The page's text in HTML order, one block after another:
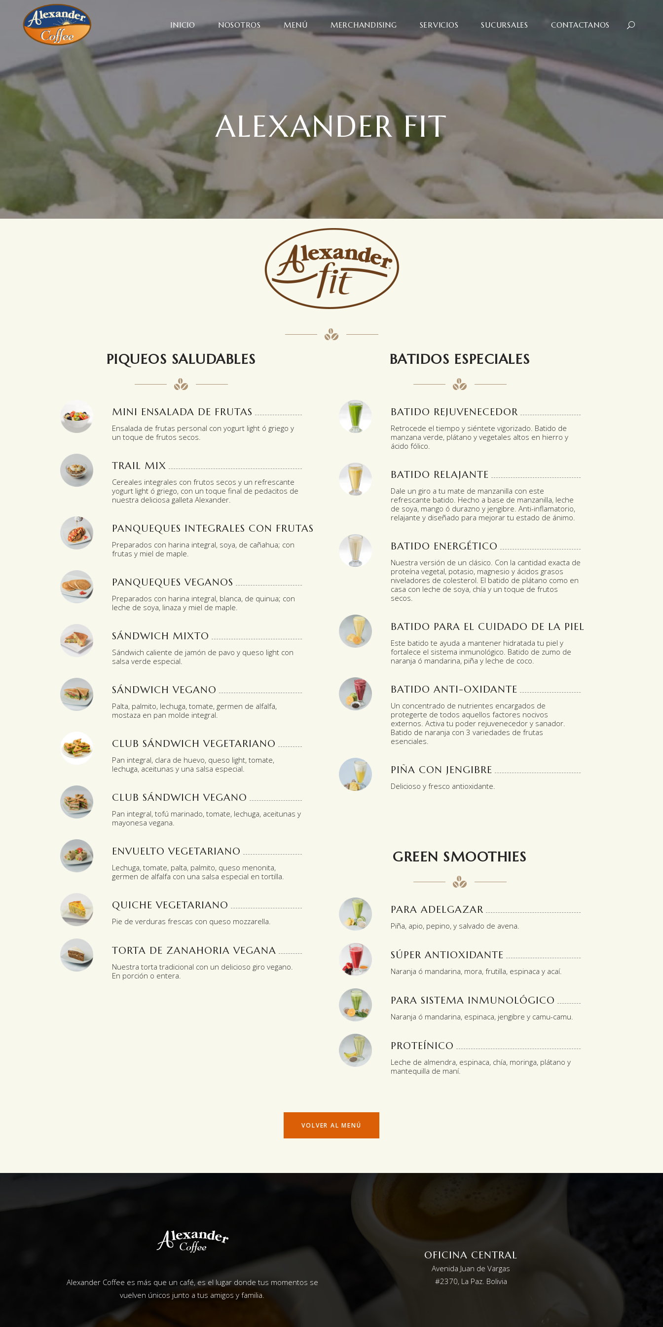
INICIO NOSOTROS MENÚ MERCHANDISING SERVICIOS SUCURSALES CONTACTANOS
ALEXANDER FIT
PIQUEOS SALUDABLES
MINI ENSALADA DE FRUTAS
Ensalada de frutas personal con yogurt light ó griego y
un toque de frutos secos.
TRAIL MIX
Cereales integrales con frutos secos y un refrescante
yogurt light ó griego, con un toque final de pedacitos de
nuestra deliciosa galleta Alexander.
PANQUEQUES INTEGRALES CON FRUTAS
Preparados con harina integral, soya, de cañahua; con
frutas y miel de maple.
PANQUEQUES VEGANOS
Preparados con harina integral, blanca, de quinua; con
leche de soya, linaza y miel de maple.
SÁNDWICH MIXTO
Sándwich caliente de jamón de pavo y queso light con
salsa verde especial.
SÁNDWICH VEGANO
Palta, palmito, lechuga, tomate, germen de alfalfa,
mostaza en pan molde integral.
CLUB SÁNDWICH VEGETARIANO
Pan integral, clara de huevo, queso light, tomate,
lechuga, aceitunas y una salsa especial.
CLUB SÁNDWICH VEGANO
Pan integral, tofú marinado, tomate, lechuga, aceitunas y
mayonesa vegana.
ENVUELTO VEGETARIANO
Lechuga, tomate, palta, palmito, queso menonita,
germen de alfalfa con una salsa especial en tortilla.
QUICHE VEGETARIANO
Pie de verduras frescas con queso mozzarella.
TORTA DE ZANAHORIA VEGANA
Nuestra torta tradicional con un delicioso giro vegano.
En porción o entera.
BATIDOS ESPECIALES
BATIDO REJUVENECEDOR
Retrocede el tiempo y siéntete vigorizado. Batido de
manzana verde, plátano y vegetales altos en hierro y
ácido fólico.
BATIDO RELAJANTE
Dale un giro a tu mate de manzanilla con este
refrescante batido. Hecho a base de manzanilla, leche
de soya, mango ó durazno y jengibre. Anti-inflamatorio,
relajante y diseñado para mejorar tu estado de ánimo.
BATIDO ENERGÉTICO
Nuestra versión de un clásico. Con la cantidad exacta de
proteína vegetal, potasio, magnesio y ácidos grasos
niveladores de colesterol. El batido de plátano como en
casa con leche de soya, chía y un toque de frutos
secos.
BATIDO PARA EL CUIDADO DE LA PIEL
Este batido te ayuda a mantener hidratada tu piel y
fortalece el sistema inmunológico. Batido de zumo de
naranja ó mandarina, piña y leche de coco.
BATIDO ANTI-OXIDANTE
Un concentrado de nutrientes encargados de
protegerte de todos aquellos factores nocivos
externos. Activa tu poder rejuvenecedor y sanador.
Batido de naranja con 3 variedades de frutas
esenciales.
PIÑA CON JENGIBRE
Delicioso y fresco antioxidante.
GREEN SMOOTHIES
PARA ADELGAZAR
Piña, apio, pepino, y salvado de avena.
SÚPER ANTIOXIDANTE
Naranja ó mandarina, mora, frutilla, espinaca y acaí.
PARA SISTEMA INMUNOLÓGICO
Naranja ó mandarina, espinaca, jengibre y camu-camu.
PROTEÍNICO
Leche de almendra, espinaca, chía, moringa, plátano y
mantequilla de maní.
VOLVER AL MENÚ
Alexander Coffee es más que un café, es el lugar donde tus momentos se
vuelven únicos junto a tus amigos y familia.
OFICINA CENTRAL
Avenida Juan de Vargas
#2370, La Paz. Bolivia